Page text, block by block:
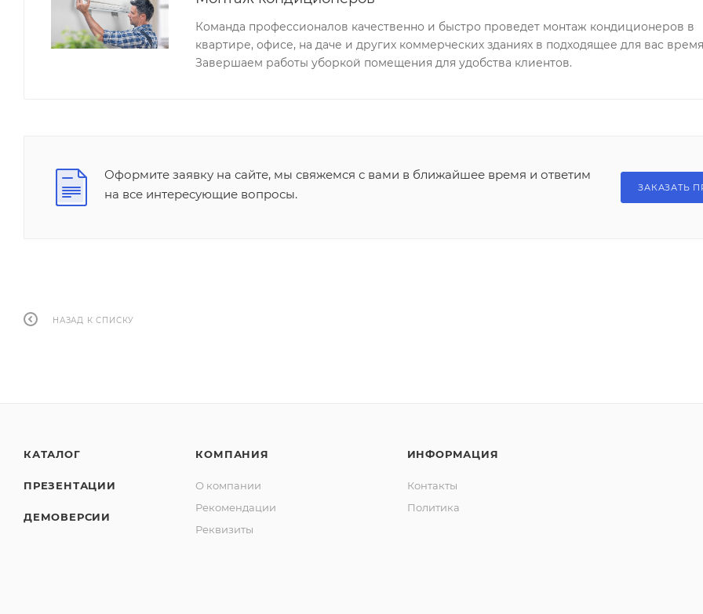
Команда профессионалов качественно и быстро проведет монтаж кондиционеров в
квартире, офисе, на даче и других коммерческих зданиях в подходящее для вас
Завершаем работы уборкой помещения для удобства клиентов.
Оформите заявку на сайте, мы свяжемся с вами в ближайшее время и ответим
на все интересующие вопросы.
ЗАКАЗАТЬ
НАЗАД К СПИСКУ
КАТАЛОГ
ПРЕЗЕНТАЦИИ
ДЕМОВЕРСИИ
КОМПАНИЯ
О компании
Рекомендации
Реквизиты
ИНФОРМАЦИЯ
Контакты
Политика